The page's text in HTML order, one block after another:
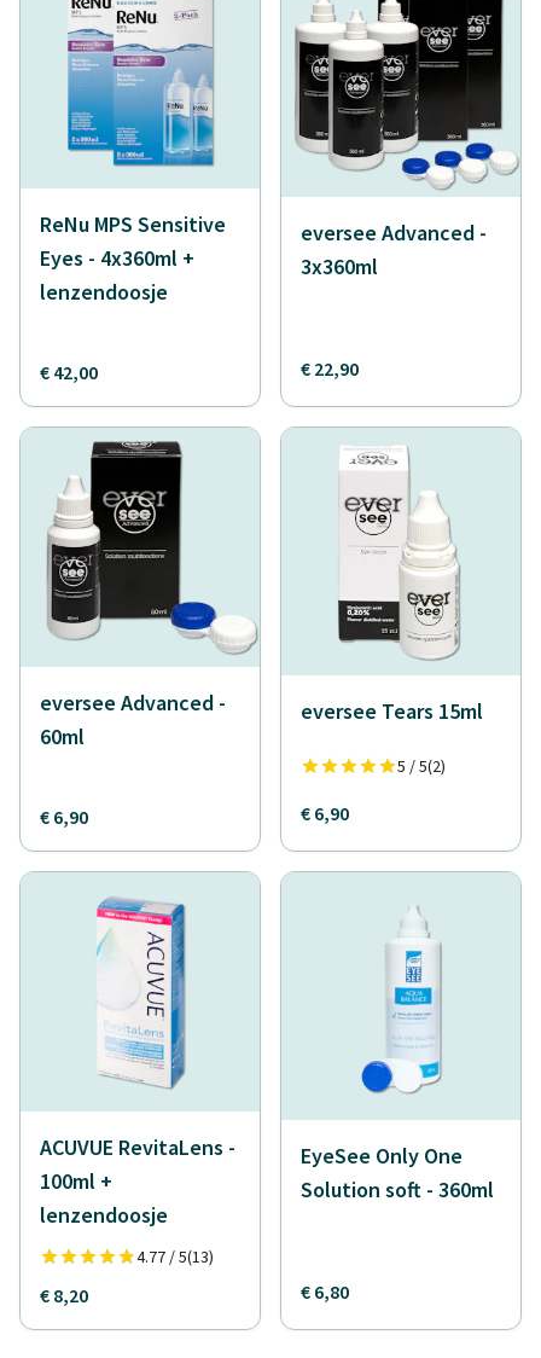
ReNu MPS Sensitive
Eyes - 4x360ml +
lenzendoosje
€ 42,00
eversee Advanced -
3x360ml
€ 22,90
eversee Advanced -
60ml
€ 6,90
eversee Tears 15ml
5 / 5(2)
€ 6,90
ACUVUE RevitaLens -
100ml +
lenzendoosje
4.77 / 5(13)
€ 8,20
EyeSee Only One
Solution soft - 360ml
€ 6,80